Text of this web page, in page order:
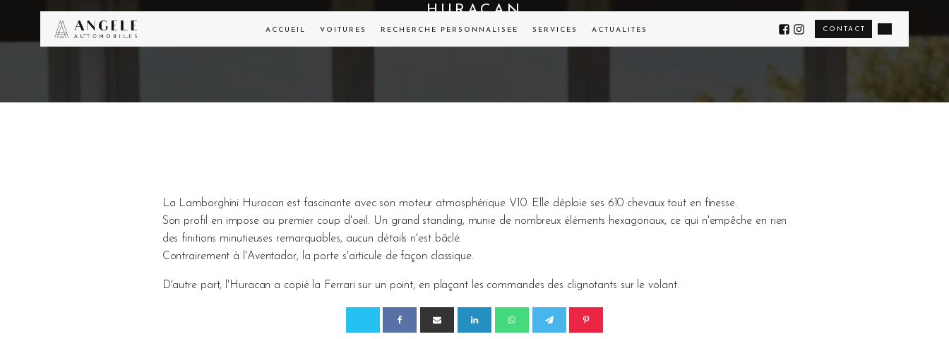
ACCUEIL VOITURES RECHERCHE PERSONNALISÉE SERVICES ACTUALITÉS CONTACT
HURACAN
La Lamborghini Huracan est fascinante avec son moteur atmosphérique V10. Elle déploie ses 610 chevaux tout en finesse.
Son profil en impose au premier coup d'oeil. Un grand standing, munie de nombreux éléments hexagonaux, ce qui n'empêche en rien
des finitions minutieuses remarquables, aucun détails n'est bâclé.
Contrairement à l'Aventador, la porte s'articule de façon classique.
D'autre part, l'Huracan a copié la Ferrari sur un point, en plaçant les commandes des clignotants sur le volant.